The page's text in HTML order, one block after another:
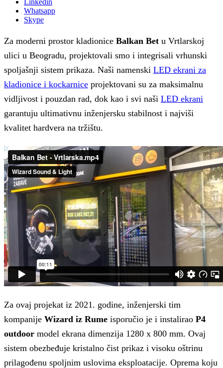
Linkedin
Whatsapp
Skype
Za moderni prostor kladionice Balkan Bet u Vrtlarskoj
ulici u Beogradu, projektovali smo i integrisali vrhunski
spoljašnji sistem prikaza. Naši namenski LED ekrani za
kladionice i kockarnice projektovani su za maksimalnu
vidljivost i pouzdan rad, dok kao i svi naši LED ekrani
garantuju ultimativnu inženjersku stabilnost i najviši
kvalitet hardvera na tržištu.
Za ovaj projekat iz 2021. godine, inženjerski tim
kompanije Wizard iz Rume isporučio je i instalirao P4
outdoor model ekrana dimenzija 1280 x 800 mm. Ovaj
sistem obezbeđuje kristalno čist prikaz i visoku oštrinu
prilagođenu spoljnim uslovima eksploatacije. Oprema koju